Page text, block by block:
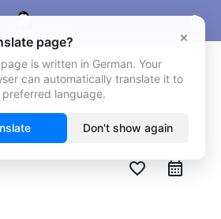
favorite_border
page?
is written in German. Your
can automatically translate it to
language.
Don't show again
×